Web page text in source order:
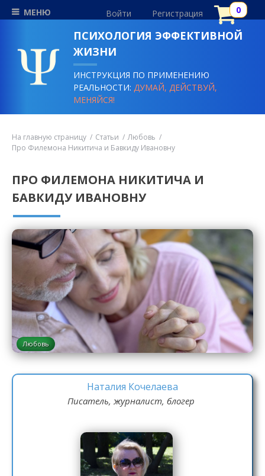
МЕНЮ Войти Регистрация
ПСИХОЛОГИЯ ЭФФЕКТИВНОЙ
ЖИЗНИ
ИНСТРУКЦИЯ ПО ПРИМЕНЕНИЮ
РЕАЛЬНОСТИ:ДУМАЙ, ДЕЙСТВУЙ,
МЕНЯЙСЯ!
На главную страницу Статьи
Любовь
Про Филемона Никитича и Бавкиду Ивановну
ПРО ФИЛЕМОНА НИКИТИЧА И
БАВКИДУ ИВАНОВНУ
Любовь
Наталия Кочелаева
Писатель, журналист, блогер